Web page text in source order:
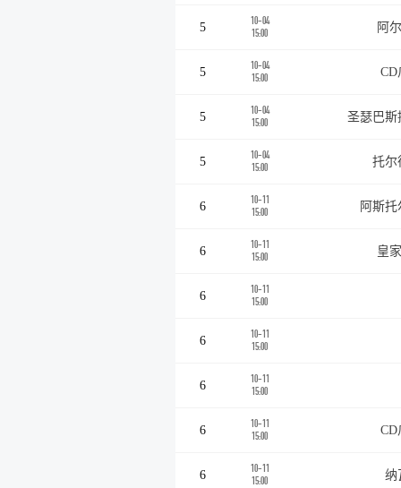
5
10-04
15:00
阿
5
10-04
15:00
CD
5
10-04
15:00
圣瑟巴斯
5
10-04
15:00
托尔
6
10-11
15:00
阿斯
6
10-11
15:00
皇
6
10-11
15:00
6
10-11
15:00
6
10-11
15:00
6
10-11
15:00
CD
6
10-11
15:00
纳